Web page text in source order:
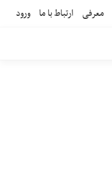
معرفی ارتباط با ما ورود